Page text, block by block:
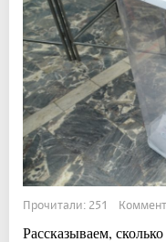
Прочитали: 251
Рассказываем,